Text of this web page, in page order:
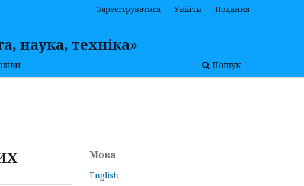
наука, техніка»
Пошук
Зареєструватися Увійти Подання
Мова
English